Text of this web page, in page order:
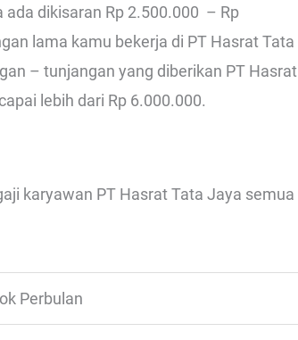
dikisaran Rp 2.500.000 – Rp
lama kamu bekerja di PT Hasrat Tata
– tunjangan yang diberikan PT Hasrat
lebih dari Rp 6.000.000.
karyawan PT Hasrat Tata Jaya semua
Perbulan